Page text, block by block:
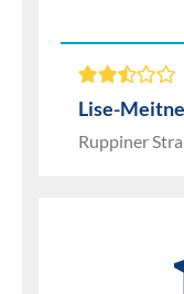
Lise-
Ruppiner